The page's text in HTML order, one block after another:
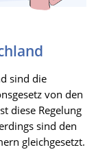
sind die
von den
diese Regelung
sind den
gleichgesetzt.